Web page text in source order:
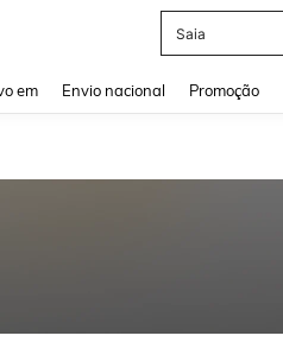
Saia
em Envio nacional Promoção